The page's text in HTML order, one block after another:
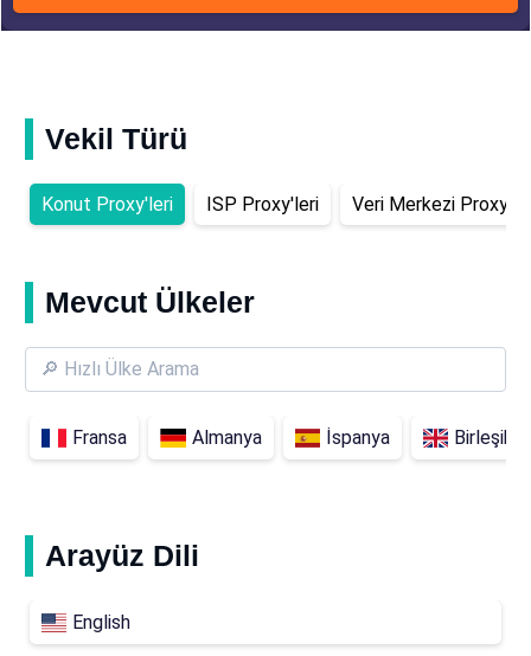
Vekil Türü
Konut Proxy'leri ISP Proxy'leri Veri Merkezi
Mevcut Ülkeler
Fransa Almanya İspanya Birleşik
Arayüz Dili
English